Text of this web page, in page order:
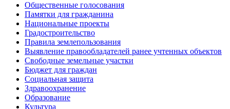
Общественные голосования
Памятки для гражданина
Национальные проекты
Градостроительство
Правила землепользования
Выявление правообладателей ранее учтенных объектов
Свободные земельные участки
Бюджет для граждан
Социальная защита
Здравоохранение
Образование
Культура